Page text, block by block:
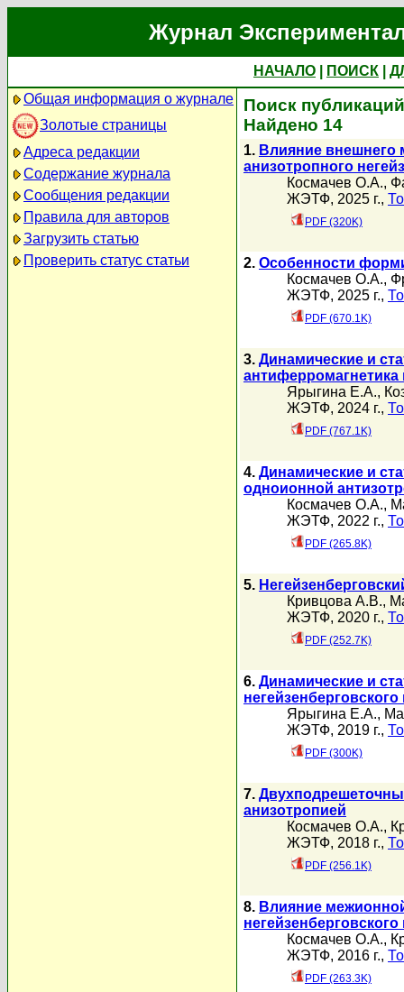
Журнал
НАЧАЛО ПОИСК
Общая информация о журнале
Золотые страницы
Адреса редакции
Содержание журнала
Сообщения редакции
Правила для авторов
Загрузить статью
Проверить статус статьи
Поиск
Найдено 14
1. Влияние внешнего
анизотропного
Космачев О.А.,
ЖЭТФ, 2025 г.,
PDF (320K)
2. Особенности
Космачев О.А.,
ЖЭТФ, 2025 г.,
PDF (670.1K)
3. Динамические и
антиферромагнетика
Ярыгина Е.А.,
ЖЭТФ, 2024 г.,
PDF (767.1K)
4. Динамические и
одноионной
Космачев О.А.,
ЖЭТФ, 2022 г.,
PDF (265.8K)
5.
Кривцова А.В.,
ЖЭТФ, 2020 г.,
PDF (252.7K)
6. Динамические и
негейзенберговского
Ярыгина Е.А.,
ЖЭТФ, 2019 г.,
PDF (300K)
7.
анизотропией
Космачев О.А.,
ЖЭТФ, 2018 г.,
PDF (256.1K)
8. Влияние
негейзенберговского
Космачев О.А.,
ЖЭТФ, 2016 г.,
PDF (263.3K)